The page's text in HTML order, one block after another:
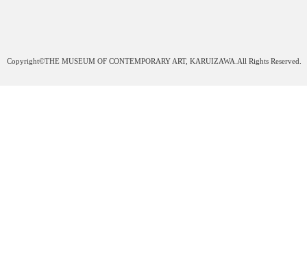
Copyright©THE MUSEUM OF CONTEMPORARY ART, KARUIZAWA.All Rights Reserved.